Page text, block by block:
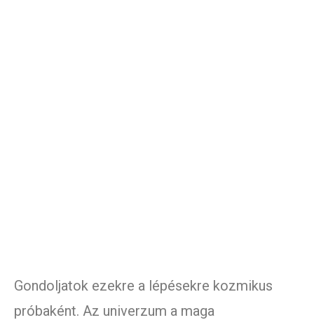
Gondoljatok ezekre a lépésekre kozmikus
próbaként. Az univerzum a maga